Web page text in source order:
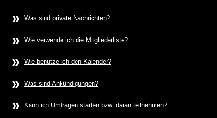
» Was sind private Nachrichten?
» Wie verwende ich die Mitgliederliste?
» Wie benutze ich den Kalender?
» Was sind Ankündigungen?
» Kann ich Umfragen starten bzw. daran teilnehmen?